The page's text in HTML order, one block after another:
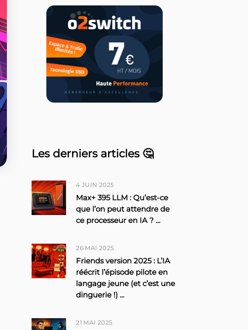
Les derniers articles 🤔
4 JUIN 2025
Max+ 395 LLM : Qu’est-ce
que l’on peut attendre de
ce processeur en IA ? ...
26 MAI 2025
Friends version 2025 : L’IA
réécrit l’épisode pilote en
langage jeune (et c’est une
dinguerie !) ...
21 MAI 2025